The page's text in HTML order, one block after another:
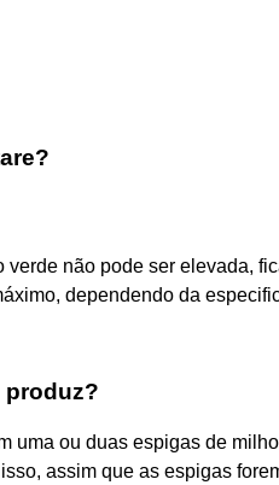
não pode ser elevada,
dependendo da
produz?
uma ou duas espigas de
assim que as espigas